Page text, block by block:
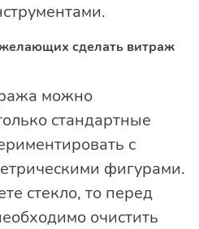
сделать витраж
можно
стандартные
с
фигурами.
стекло, то перед
очистить